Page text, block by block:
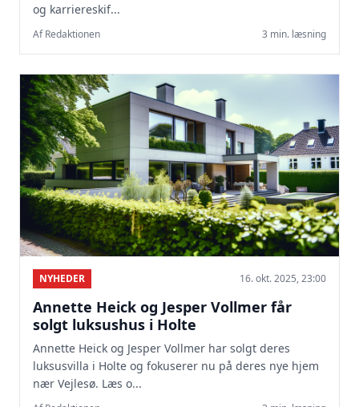
og karriereskif...
Af Redaktionen 3 min. læsning
NYHEDER 16. okt. 2025, 23:00
Annette Heick og Jesper Vollmer får
solgt luksushus i Holte
Annette Heick og Jesper Vollmer har solgt deres
luksusvilla i Holte og fokuserer nu på deres nye hjem
nær Vejlesø. Læs o...